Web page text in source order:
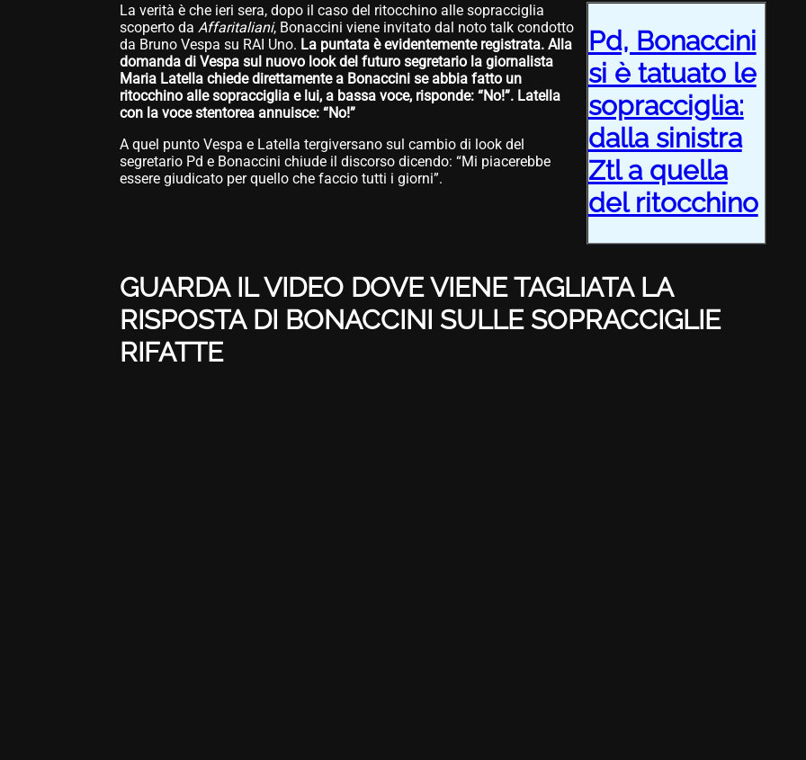
Pd, Bonaccini
si è tatuato le
sopracciglia:
dalla sinistra
Ztl a quella
del ritocchino
La verità è che ieri sera, dopo il caso del ritocchino alle sopracciglia
scoperto da Affaritaliani, Bonaccini viene invitato dal noto talk condotto
da Bruno Vespa su RAI Uno. La puntata è evidentemente registrata. Alla
domanda di Vespa sul nuovo look del futuro segretario la giornalista
Maria Latella chiede direttamente a Bonaccini se abbia fatto un
ritocchino alle sopracciglia e lui, a bassa voce, risponde: “No!”. Latella
con la voce stentorea annuisce: “No!”
A quel punto Vespa e Latella tergiversano sul cambio di look del
segretario Pd e Bonaccini chiude il discorso dicendo: “Mi piacerebbe
essere giudicato per quello che faccio tutti i giorni”.
GUARDA IL VIDEO DOVE VIENE TAGLIATA LA
RISPOSTA DI BONACCINI SULLE SOPRACCIGLIE
RIFATTE